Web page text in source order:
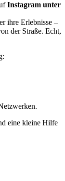
Instagram unter
ihre Erlebnisse –
der Straße. Echt,
eine kleine Hilfe